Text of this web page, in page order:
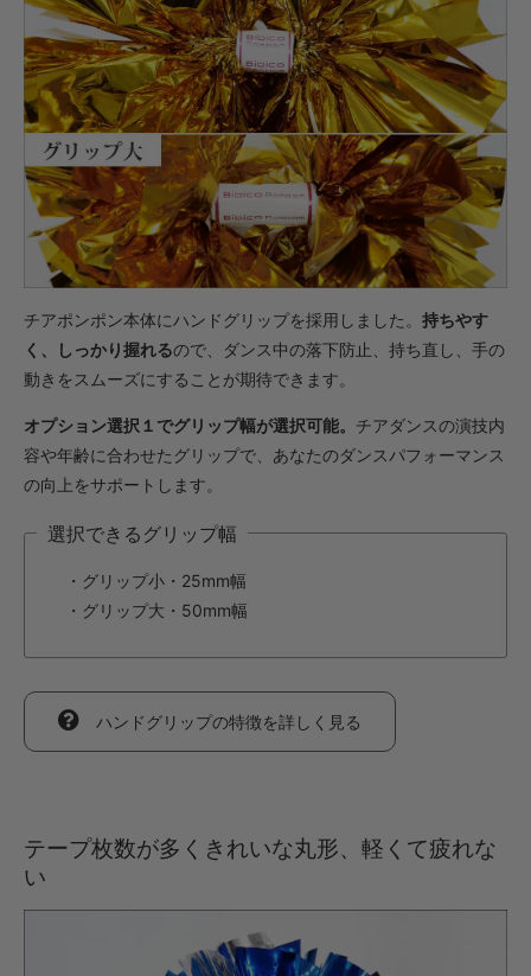
・【カット仕上】ｸﾞﾘｯﾌﾟ大
649円(税込)
・【完成仕上】ｸﾞﾘｯﾌﾟ小
1,188円(税込)
・【完成仕上】ｸﾞﾘｯﾌﾟ大
1,232円(税込)
・【カット仕上】ｸﾞﾘｯﾌﾟ小
693円(税込)
・【カット仕上】ｸﾞﾘｯﾌﾟ大
737円(税込)
1,375円(税込)
1,419円(税込)
・【カット仕上】ｸﾞﾘｯﾌﾟ小
・【カット仕上】ｸﾞﾘｯﾌﾟ小
・【カット仕上】ｸﾞﾘｯﾌﾟ大
・【完成仕上】ｸﾞﾘｯﾌﾟ大
1,408円(税込)
792円(税込)
・【カット仕上】ｸﾞﾘｯﾌﾟ大
チアポンポン本体にハンドグリップを採用しました。 持ちやす
く、しっかり握れるので、ダンス中の落下防止、持ち直し、手の
動きをスムーズにすることが期待できます。
オプション選択１でグリップ幅が選択可能。 チアダンスの演技内
容や年齢に合わせたグリップで、あなたのダンスパフォーマンス
の向上をサポートします。
選択できるグリップ幅
・グリップ小・25mm幅
・グリップ大・50mm幅
ハンドグリップの特徴を詳しく見る
テープ枚数が多くきれいな丸形、軽くて疲れな
い